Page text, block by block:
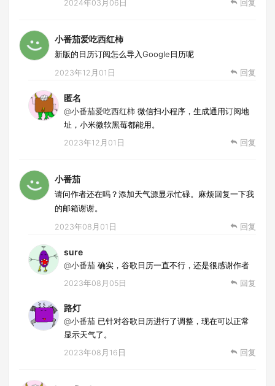
2024年03月06日 回复
小番茄爱吃西红柿
新版的日历订阅怎么导入Google日历呢
2023年12月01日 回复
匿名
@小番茄爱吃西红柿 微信扫小程序，生成通用订阅地
址，小米微软黑莓都能用。
2023年12月01日 回复
小番茄
请问作者还在吗？添加天气源显示忙碌。麻烦回复一下我
的邮箱谢谢。
2023年08月01日 回复
sure
@小番茄 确实，谷歌日历一直不行，还是很感谢作者
2023年08月05日 回复
路灯
@小番茄 已针对谷歌日历进行了调整，现在可以正常
显示天气了。
2023年08月16日 回复